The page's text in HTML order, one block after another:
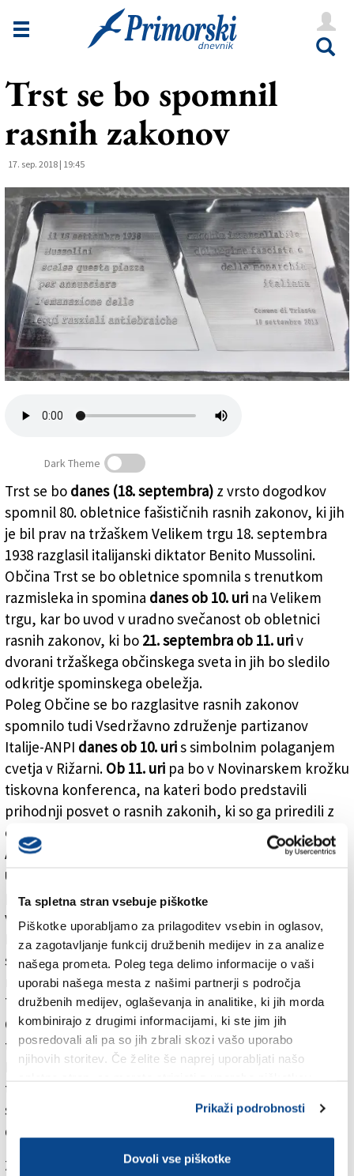
Ta spletna stran vsebuje piškotke
Piškotke uporabljamo za prilagoditev vsebin in oglasov,
za zagotavljanje funkcij družbenih medijev in za analize
našega prometa. Poleg tega delimo informacije o vaši
uporabi našega mesta z našimi partnerji s področja
družbenih medijev, oglaševanja in analitike, ki jih morda
kombinirajo z drugimi informacijami, ki ste jim jih
posredovali ali pa so jih zbrali skozi vašo uporabo
njihovih storitev. Če želite še naprej uporabljati našo
Prikaži podrobnosti
Dovoli vse piškotke
Novice
Goriška
Še
Vreme
V Kioskih
Uredništvo
Oglasi
Založnik
Trst se bo spomnil
rasnih zakonov
17. sep. 2018 | 19:45
Trst se bo spomnil rasnih zakonov
Dark Theme
Trst se bo danes (18. septembra) z vrsto dogodkov
spomnil 80. obletnice fašističnih rasnih zakonov, ki jih
je bil prav na tržaškem Velikem trgu 18. septembra
1938 razglasil italijanski diktator Benito Mussolini.
Občina Trst se bo obletnice spomnila s trenutkom
razmisleka in spomina danes ob 10. uri na Velikem
trgu, kar bo uvod v uradno svečanost ob obletnici
rasnih zakonov, ki bo 21. septembra ob 11. uriv
dvorani tržaškega občinskega sveta in jih bo sledilo
odkritje spominskega obeležja.
Poleg Občine se bo razglasitve rasnih zakonov
spomnilo tudi Vsedržavno združenje partizanov
Italije-ANPI danes ob 10. uris simbolnim polaganjem
cvetja v Rižarni. Ob 11. uri pa bo v Novinarskem krožku
tiskovna konferenca, na kateri bodo predstavili
prihodnji posvet o rasnih zakonih, ki so ga priredili z
odločilnim doprinosom vsedržavnega združenja VZPI-
ANPI. Inštitut za zgodovino odporništva prirejaob 18.
uri
posnetkom govora Benita Mussolinija o rasnih zakonih
v Trstu, Odbor za mir, sožitje in solidarnost Danilo
Dolci pa vabi občane, najpo 12. uripoložijo cvetje k
spominski plošči na Velikem trgu, kjer jeza 18. uro
napovedan program z govori,za 19. uropa nastop
TPPZ Pinko Tomažič.
Ob priložnosti obletnice rasnih zakonov prihaja v Trst
tudi vsedržavni tajnik Demokratske stranke Maurizio
Martina, ki boob 11.15položil cvetje v Rižarni, med
tržaškim obiskom pa se bo ustavil tudi pri obeležjih, ki
spominjajo na istrski eksodus in na požig Narodnega
doma.
Za branje in pisanje komentarjevje potrebna prijava